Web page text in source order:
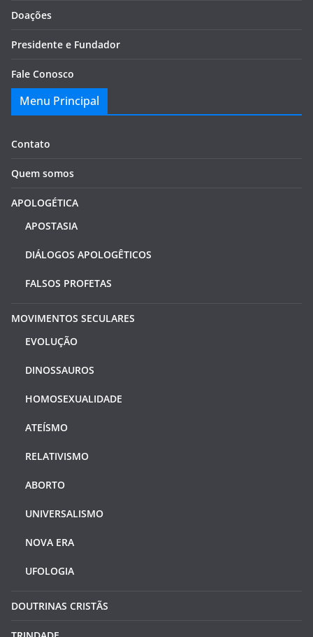
Doações
Presidente e Fundador
Fale Conosco
Menu Principal
Contato
Quem somos
APOLOGÉTICA
APOSTASIA
DIÁLOGOS APOLOGÊTICOS
FALSOS PROFETAS
MOVIMENTOS SECULARES
EVOLUÇÃO
DINOSSAUROS
HOMOSEXUALIDADE
ATEÍSMO
RELATIVISMO
ABORTO
UNIVERSALISMO
NOVA ERA
UFOLOGIA
DOUTRINAS CRISTÃS